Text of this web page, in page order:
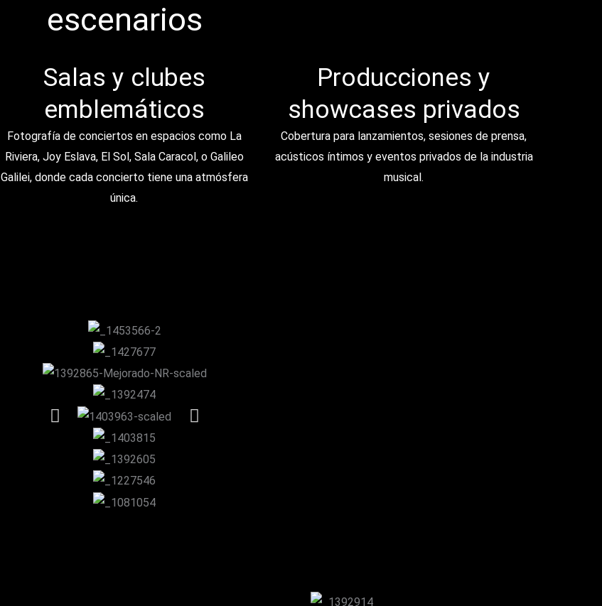
escenarios
Salas y clubes
emblemáticos
Fotografía de conciertos en espacios como La
Riviera, Joy Eslava, El Sol, Sala Caracol, o Galileo
Galilei, donde cada concierto tiene una atmósfera
única.
Producciones y
showcases privados
Cobertura para lanzamientos, sesiones de prensa,
acústicos íntimos y eventos privados de la industria
musical.